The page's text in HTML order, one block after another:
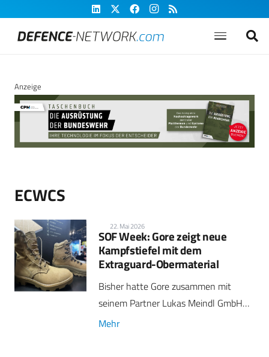
Anzeige
ECWCS
22. Mai 2026
SOF Week: Gore zeigt neue
Kampfstiefel mit dem
Extraguard-Obermaterial
Bisher hatte Gore zusammen mit
seinem Partner Lukas Meindl GmbH…
Mehr